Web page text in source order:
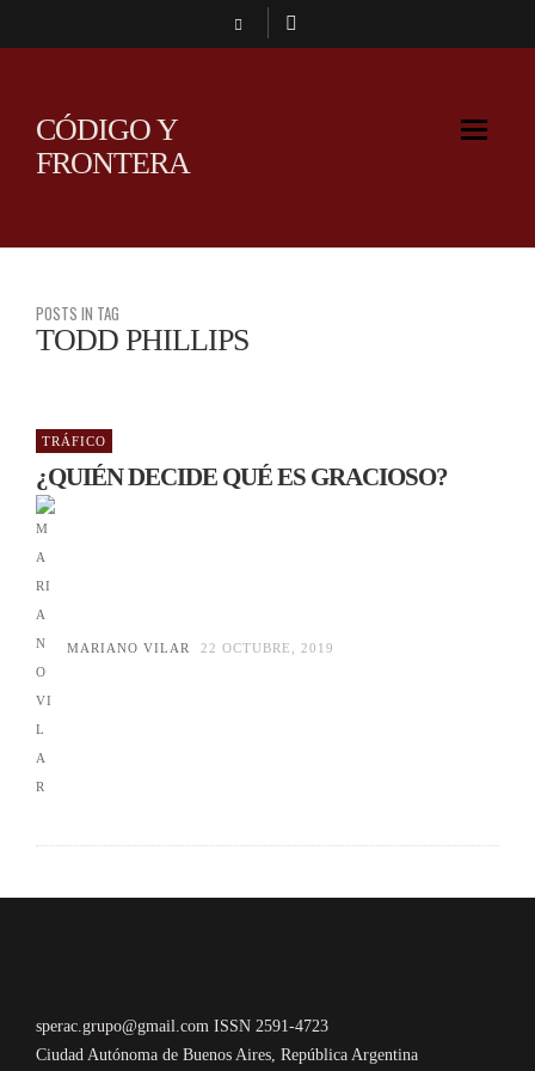
CÓDIGO Y
FRONTERA
POSTS IN TAG
TODD PHILLIPS
TRÁFICO
¿QUIÉN DECIDE QUÉ ES GRACIOSO?
MARIANO VILAR 22 OCTUBRE, 2019
sperac.grupo@gmail.com ISSN 2591-4723
Ciudad Autónoma de Buenos Aires, República Argentina